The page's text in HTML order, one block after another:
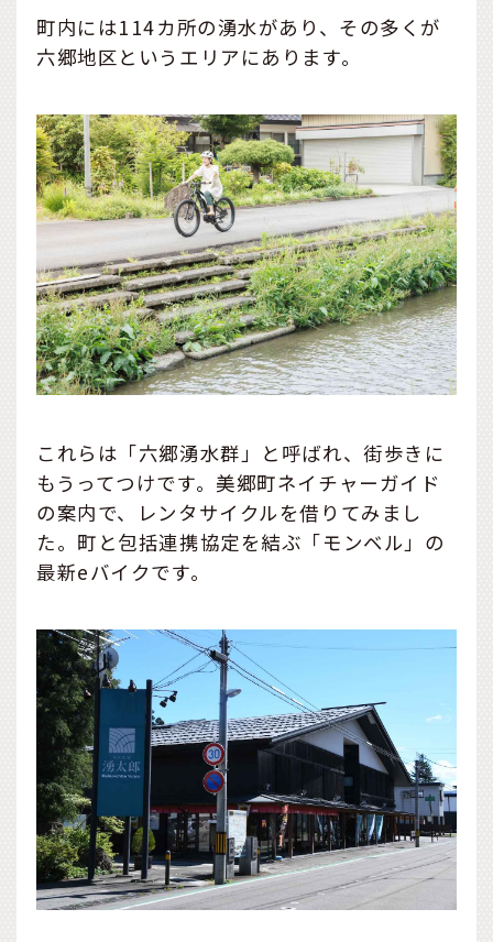
町内には114カ所の湧水があり、その多くが
六郷地区というエリアにあります。
これらは「六郷湧水群」と呼ばれ、街歩きに
もうってつけです。美郷町ネイチャーガイド
の案内で、レンタサイクルを借りてみまし
た。町と包括連携協定を結ぶ「モンベル」の
最新eバイクです。